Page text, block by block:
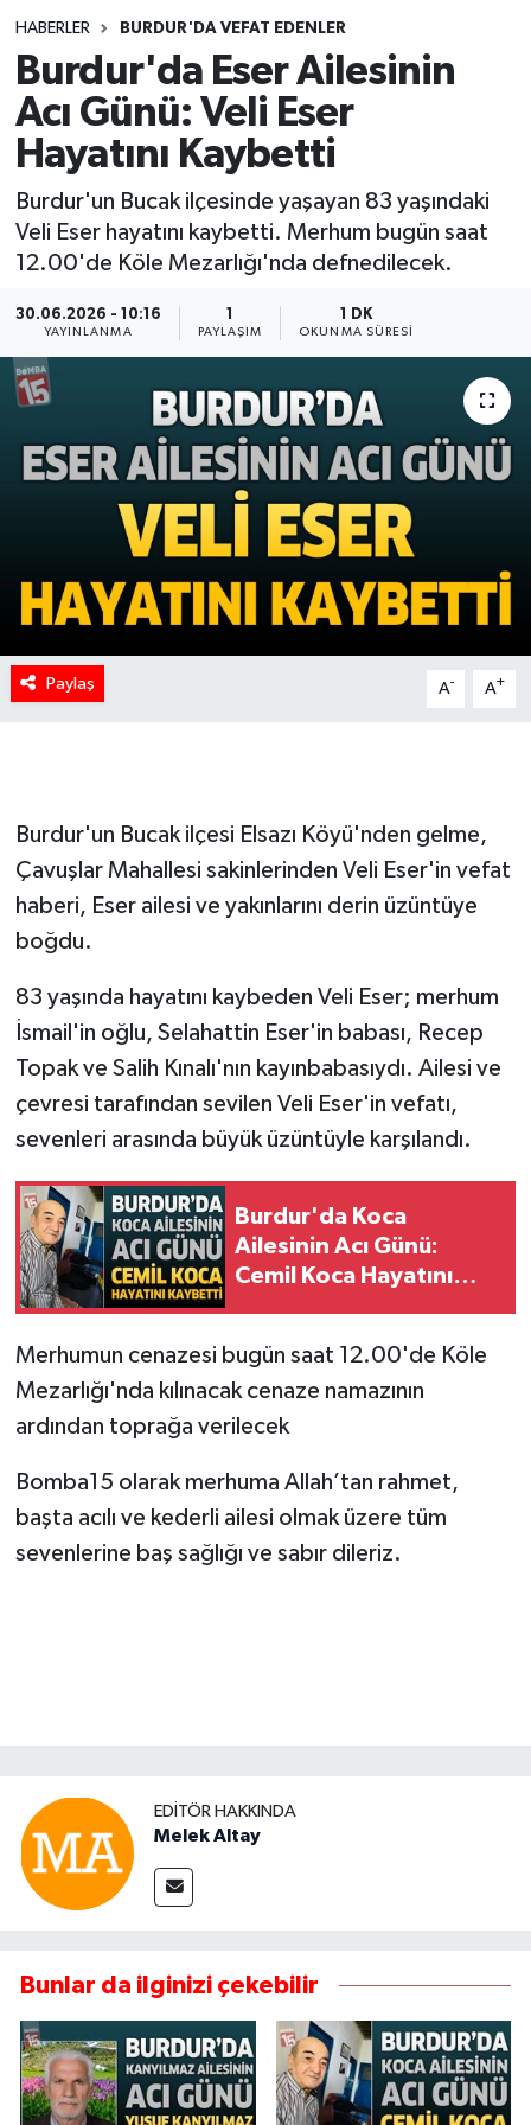
HABERLER BURDUR'DA VEFAT EDENLER
Burdur'da Eser Ailesinin
Acı Günü: Veli Eser
Hayatını Kaybetti
Burdur'un Bucak ilçesinde yaşayan 83 yaşındaki
Veli Eser hayatını kaybetti. Merhum bugün saat
12.00'de Köle Mezarlığı'nda defnedilecek.
30.06.2026 - 10:16
YAYINLANMA
1
PAYLAŞIM
1 DK
OKUNMA SÜRESI
Paylaş A- A+
Burdur'un Bucak ilçesi Elsazı Köyü'nden gelme,
Çavuşlar Mahallesi sakinlerinden Veli Eser'in vefat
haberi, Eser ailesi ve yakınlarını derin üzüntüye
boğdu.
83 yaşında hayatını kaybeden Veli Eser; merhum
İsmail'in oğlu, Selahattin Eser'in babası, Recep
Topak ve Salih Kınalı'nın kayınbabasıydı. Ailesi ve
çevresi tarafından sevilen Veli Eser'in vefatı,
sevenleri arasında büyük üzüntüyle karşılandı.
Burdur'da Koca
Ailesinin Acı Günü:
Cemil Koca Hayatını
Merhumun cenazesi bugün saat 12.00'de Köle
Mezarlığı'nda kılınacak cenaze namazının
ardından toprağa verilecek
Bomba15 olarak merhuma Allah’tan rahmet,
başta acılı ve kederli ailesi olmak üzere tüm
sevenlerine baş sağlığı ve sabır dileriz.
EDITÖR HAKKINDA
Melek Altay
Bunlar da ilginizi çekebilir
Spor
Tebrik
Türkiye